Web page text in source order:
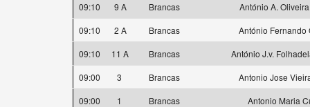
09:10
9 A Brancas
António A.
09:10
2 A Brancas
António Fernando
09:10
11 A Brancas
António J.v.
09:00
3 Brancas
Antonio Jose
09:00
1 Brancas
Antonio Maria